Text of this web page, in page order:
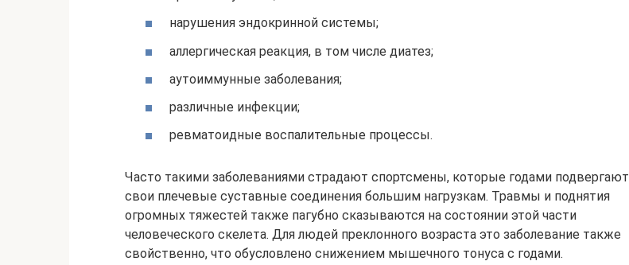
нарушения эндокринной системы;
аллергическая реакция, в том числе диатез;
аутоиммунные заболевания;
различные инфекции;
ревматоидные воспалительные процессы.
Часто такими заболеваниями страдают спортсмены, которые годами подвергают
свои плечевые суставные соединения большим нагрузкам. Травмы и поднятия
огромных тяжестей также пагубно сказываются на состоянии этой части
человеческого скелета. Для людей преклонного возраста это заболевание также
свойственно, что обусловлено снижением мышечного тонуса с годами.